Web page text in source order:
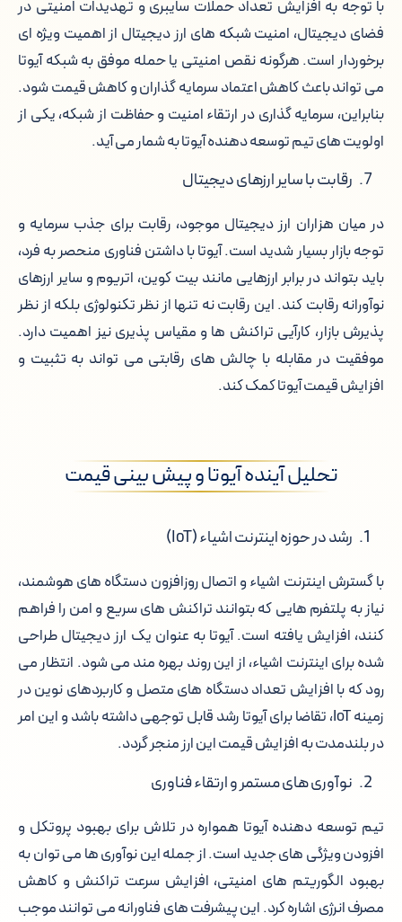
با توجه به افزایش تعداد حملات سایبری و تهدیدات امنیتی در
فضای دیجیتال، امنیت شبکه های ارز دیجیتال از اهمیت ویژه ای
برخوردار است. هرگونه نقص امنیتی یا حمله موفق به شبکه آیوتا
می تواند باعث کاهش اعتماد سرمایه گذاران و کاهش قیمت شود.
بنابراین، سرمایه گذاری در ارتقاء امنیت و حفاظت از شبکه، یکی از
اولویت های تیم توسعه دهنده آیوتا به شمار می آید.
رقابت با سایر ارزهای دیجیتال
در میان هزاران ارز دیجیتال موجود، رقابت برای جذب سرمایه و
توجه بازار بسیار شدید است. آیوتا با داشتن فناوری منحصر به فرد،
باید بتواند در برابر ارزهایی مانند بیت کوین، اتریوم و سایر ارزهای
نوآورانه رقابت کند. این رقابت نه تنها از نظر تکنولوژی بلکه از نظر
پذیرش بازار، کارآیی تراکنش ها و مقیاس پذیری نیز اهمیت دارد.
موفقیت در مقابله با چالش های رقابتی می تواند به تثبیت و
افزایش قیمت آیوتا کمک کند.
تحلیل آینده آیوتا و پیش بینی قیمت
رشد در حوزه اینترنت اشیاء (IoT)
با گسترش اینترنت اشیاء و اتصال روزافزون دستگاه های هوشمند،
نیاز به پلتفرم هایی که بتوانند تراکنش های سریع و امن را فراهم
کنند، افزایش یافته است. آیوتا به عنوان یک ارز دیجیتال طراحی
شده برای اینترنت اشیاء، از این روند بهره مند می شود. انتظار می
رود که با افزایش تعداد دستگاه های متصل و کاربردهای نوین در
زمینه IoT، تقاضا برای آیوتا رشد قابل توجهی داشته باشد و این امر
در بلندمدت به افزایش قیمت این ارز منجر گردد.
نوآوری های مستمر و ارتقاء فناوری
تیم توسعه دهنده آیوتا همواره در تلاش برای بهبود پروتکل و
افزودن ویژگی های جدید است. از جمله این نوآوری ها می توان به
بهبود الگوریتم های امنیتی، افزایش سرعت تراکنش و کاهش
مصرف انرژی اشاره کرد. این پیشرفت های فناورانه می توانند موجب